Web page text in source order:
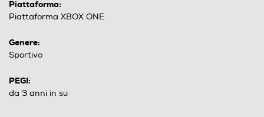
Piattaforma:
Piattaforma XBOX ONE
Genere:
Sportivo
PEGI:
da 3 anni in su